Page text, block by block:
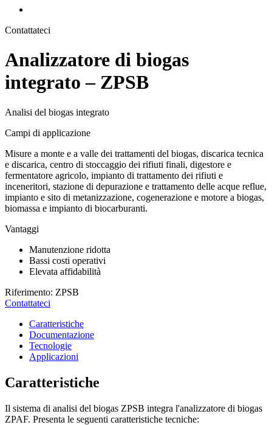
Contattateci
Analizzatore di biogas
integrato – ZPSB
Analisi del biogas integrato
Campi di applicazione
Misure a monte e a valle dei trattamenti del biogas, discarica tecnica
e discarica, centro di stoccaggio dei rifiuti finali, digestore e
fermentatore agricolo, impianto di trattamento dei rifiuti e
inceneritori, stazione di depurazione e trattamento delle acque reflue,
impianto e sito di metanizzazione, cogenerazione e motore a biogas,
biomassa e impianto di biocarburanti.
Vantaggi
Manutenzione ridotta
Bassi costi operativi
Elevata affidabilità
Riferimento: ZPSB
Contattateci
Caratteristiche
Documentazione
Tecnologie
Applicazioni
Caratteristiche
Il sistema di analisi del biogas ZPSB integra l'analizzatore di biogas
ZPAF. Presenta le seguenti caratteristiche tecniche: